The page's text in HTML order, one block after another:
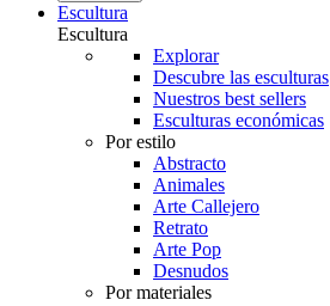
Escultura
Escultura
Explorar
Descubre las esculturas
Nuestros best sellers
Esculturas económicas
Por estilo
Abstracto
Animales
Arte Callejero
Retrato
Arte Pop
Desnudos
Por materiales